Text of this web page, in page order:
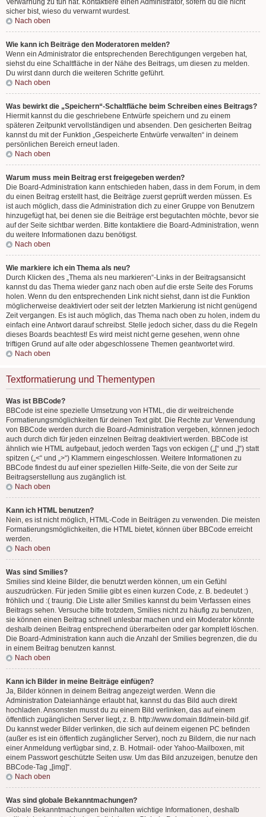
Verwarnung zu tun hat. Kontaktiere einen Administrator, sofern du die nicht
sicher bist, wieso du verwarnt wurdest.
Nach oben
Wie kann ich Beiträge den Moderatoren melden?
Wenn ein Administrator die entsprechenden Berechtigungen vergeben hat,
siehst du eine Schaltfläche in der Nähe des Beitrags, um diesen zu melden.
Du wirst dann durch die weiteren Schritte geführt.
Nach oben
Was bewirkt die „Speichern“-Schaltfläche beim Schreiben eines Beitrags?
Hiermit kannst du die geschriebene Entwürfe speichern und zu einem
späteren Zeitpunkt vervollständigen und absenden. Den gesicherten Beitrag
kannst du mit der Funktion „Gespeicherte Entwürfe verwalten“ in deinem
persönlichen Bereich erneut laden.
Nach oben
Warum muss mein Beitrag erst freigegeben werden?
Die Board-Administration kann entschieden haben, dass in dem Forum, in dem
du einen Beitrag erstellt hast, die Beiträge zuerst geprüft werden müssen. Es
ist auch möglich, dass die Administration dich zu einer Gruppe von Benutzern
hinzugefügt hat, bei denen sie die Beiträge erst begutachten möchte, bevor sie
auf der Seite sichtbar werden. Bitte kontaktiere die Board-Administration, wenn
du weitere Informationen dazu benötigst.
Nach oben
Wie markiere ich ein Thema als neu?
Durch Klicken des „Thema als neu markieren“-Links in der Beitragsansicht
kannst du das Thema wieder ganz nach oben auf die erste Seite des Forums
holen. Wenn du den entsprechenden Link nicht siehst, dann ist die Funktion
möglicherweise deaktiviert oder seit der letzten Markierung ist nicht genügend
Zeit vergangen. Es ist auch möglich, das Thema nach oben zu holen, indem du
einfach eine Antwort darauf schreibst. Stelle jedoch sicher, dass du die Regeln
dieses Boards beachtest! Es wird meist nicht gerne gesehen, wenn ohne
triftigen Grund auf alte oder abgeschlossene Themen geantwortet wird.
Nach oben
Textformatierung und Thementypen
Was ist BBCode?
BBCode ist eine spezielle Umsetzung von HTML, die dir weitreichende
Formatierungsmöglichkeiten für deinen Text gibt. Die Rechte zur Verwendung
von BBCode werden durch die Board-Administration vergeben, können jedoch
auch durch dich für jeden einzelnen Beitrag deaktiviert werden. BBCode ist
ähnlich wie HTML aufgebaut, jedoch werden Tags von eckigen („[“ und „]“) statt
spitzen („<“ und „>“) Klammern eingeschlossen. Weitere Informationen zu
BBCode findest du auf einer speziellen Hilfe-Seite, die von der Seite zur
Beitragserstellung aus zugänglich ist.
Nach oben
Kann ich HTML benutzen?
Nein, es ist nicht möglich, HTML-Code in Beiträgen zu verwenden. Die meisten
Formatierungsmöglichkeiten, die HTML bietet, können über BBCode erreicht
werden.
Nach oben
Was sind Smilies?
Smilies sind kleine Bilder, die benutzt werden können, um ein Gefühl
auszudrücken. Für jeden Smilie gibt es einen kurzen Code, z. B. bedeutet :)
fröhlich und :( traurig. Die Liste aller Smilies kannst du beim Verfassen eines
Beitrags sehen. Versuche bitte trotzdem, Smilies nicht zu häufig zu benutzen,
sie können einen Beitrag schnell unlesbar machen und ein Moderator könnte
deshalb deinen Beitrag entsprechend überarbeiten oder gar komplett löschen.
Die Board-Administration kann auch die Anzahl der Smilies begrenzen, die du
in einem Beitrag benutzen kannst.
Nach oben
Kann ich Bilder in meine Beiträge einfügen?
Ja, Bilder können in deinem Beitrag angezeigt werden. Wenn die
Administration Dateianhänge erlaubt hat, kannst du das Bild auch direkt
hochladen. Ansonsten musst du zu einem Bild verlinken, das auf einem
öffentlich zugänglichen Server liegt, z. B. http://www.domain.tld/mein-bild.gif.
Du kannst weder Bilder verlinken, die sich auf deinem eigenen PC befinden
(außer es ist ein öffentlich zugänglicher Server), noch zu Bildern, die nur nach
einer Anmeldung verfügbar sind, z. B. Hotmail- oder Yahoo-Mailboxen, mit
einem Passwort geschützte Seiten usw. Um das Bild anzuzeigen, benutze den
BBCode-Tag „[img]“.
Nach oben
Was sind globale Bekanntmachungen?
Globale Bekanntmachungen beinhalten wichtige Informationen, deshalb